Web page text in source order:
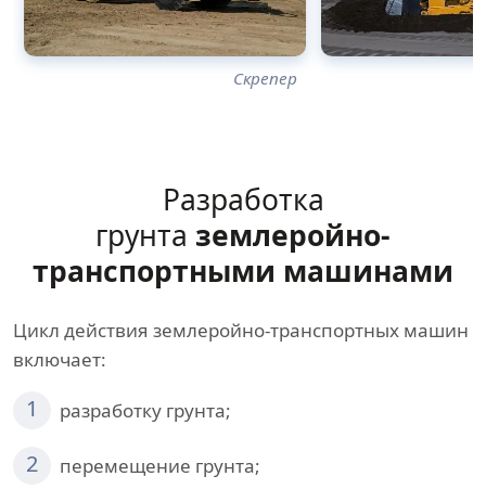
Скрепер
Разработка
грунта землеройно-
транспортными машинами
Цикл действия землеройно-транспортных машин
включает:
1 разработку грунта;
2 перемещение грунта;